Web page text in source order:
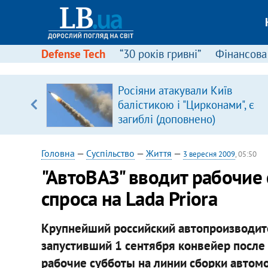
Defense Tech “30 років гривні”
Росіяни атакували Київ
балістикою і "Цирконами", є
загиблі (доповнено)
Головна — Суспільство — Життя — 3 вересня 2009, 05:50
"АвтоВАЗ" вводит
спроса на Lada Priora
Крупнейший российский
запустивший 1 сентября конвейер
рабочие субботы на линии сборки